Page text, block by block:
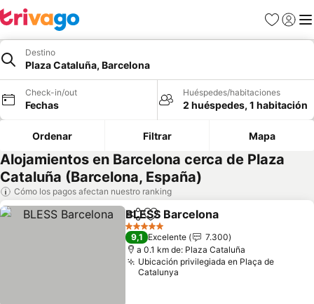
Favoritos
Iniciar
Destino
Plaza Cataluña, Barcelona
Check-in/out
Fechas
Huéspedes/habitaciones
2 huéspedes, 1 habitación
Ordenar Filtrar Mapa
Alojamientos en Barcelona cerca de Plaza
Cataluña (Barcelona, España)
Cómo los pagos afectan nuestro ranking
CompartirAgregar a favoritos
BLESS Barcelona
5 Estrellas
9,1 Excelente
7.300
a 0.1 km de: Plaza Cataluña
Ubicación privilegiada en Plaça de
Catalunya